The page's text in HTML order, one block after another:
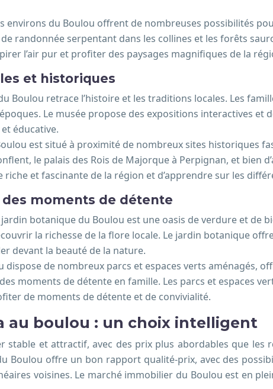
environs du Boulou offrent de nombreuses possibilités
randonnée serpentant dans les collines et les forêts
l’air pur et profiter des paysages magnifiques de la
et historiques
Boulou retrace l’histoire et les traditions locales. Les
Le musée propose des expositions interactives
éducative.
est situé à proximité de nombreux sites historiques
le palais des Rois de Majorque à Perpignan, et bien
riche et fascinante de la région et d’apprendre sur les
moments de détente
jardin botanique du Boulou est une oasis de verdure et de
la richesse de la flore locale. Le jardin botanique
devant la beauté de la nature.
dispose de nombreux parcs et espaces verts aménagés,
moments de détente en famille. Les parcs et espaces
de moments de détente et de convivialité.
au boulou : un choix intelligent
stable et attractif, avec des prix plus abordables que
Boulou offre un bon rapport qualité-prix, avec des
voisines. Le marché immobilier du Boulou est en